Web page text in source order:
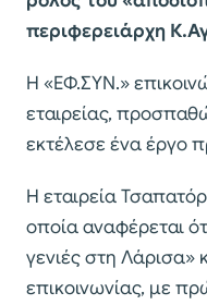
περιφερειάρχη
Η «ΕΦ.ΣΥΝ.»
εταιρείας,
εκτέλεσε ένα έργο
Η εταιρεία
οποία αναφέρεται
γενιές στη Λάρισα»
επικοινωνίας, με